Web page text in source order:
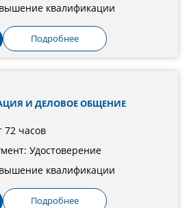
квалификации
Подробнее
И ДЕЛОВОЕ ОБЩЕНИЕ
72 часов
Удостоверение
квалификации
Подробнее